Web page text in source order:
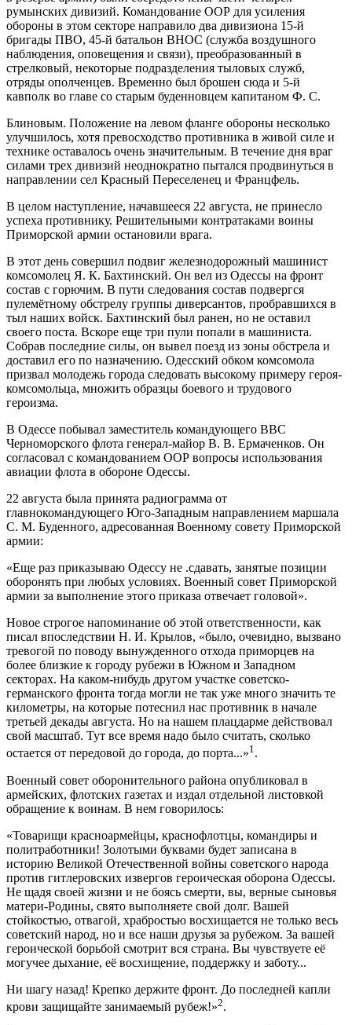
румынских дивизий. Командование ООР для усиления
обороны в этом секторе направило два дивизиона 15-й
бригады ПВО, 45-й батальон ВНОС (служба воздушного
наблюдения, оповещения и связи), преобразованный в
стрелковый, некоторые подразделения тыловых служб,
отряды ополченцев. Временно был брошен сюда и 5-й
кавполк во главе со старым буденновцем капитаном Ф. С.
Блиновым. Положение на левом фланге обороны несколько
улучшилось, хотя превосходство противника в живой силе и
технике оставалось очень значительным. В течение дня враг
силами трех дивизий неоднократно пытался продвинуться в
направлении сел Красный Переселенец и Францфель.
В целом наступление, начавшееся 22 августа, не принесло
успеха противнику. Решительными контратаками воины
Приморской армии остановили врага.
В этот день совершил подвиг железнодорожный машинист
комсомолец Я. К. Бахтинский. Он вел из Одессы на фронт
состав с горючим. В пути следования состав подвергся
пулемётному обстрелу группы диверсантов, пробравшихся в
тыл наших войск. Бахтинский был ранен, но не оставил
своего поста. Вскоре еще три пули попали в машиниста.
Собрав последние силы, он вывел поезд из зоны обстрела и
доставил его по назначению. Одесский обком комсомола
призвал молодежь города следовать высокому примеру героя-
комсомольца, множить образцы боевого и трудового
героизма.
В Одессе побывал заместитель командующего ВВС
Черноморского флота генерал-майор В. В. Ермаченков. Он
согласовал с командованием ООР вопросы использования
авиации флота в обороне Одессы.
22 августа была принята радиограмма от
главнокомандующего Юго-Западным направлением маршала
С. М. Буденного, адресованная Военному совету Приморской
армии:
«Еще раз приказываю Одессу не .сдавать, занятые позиции
оборонять при любых условиях. Военный совет Приморской
армии за выполнение этого приказа отвечает головой».
Новое строгое напоминание об этой ответственности, как
писал впоследствии Н. И. Крылов, «было, очевидно, вызвано
тревогой по поводу вынужденного отхода приморцев на
более близкие к городу рубежи в Южном и Западном
секторах. На каком-нибудь другом участке советско-
германского фронта тогда могли не так уже много значить те
километры, на которые потеснил нас противник в начале
третьей декады августа. Но на нашем плацдарме действовал
свой масштаб. Тут все время надо было считать, сколько
остается от передовой до города, до порта...»1.
Военный совет оборонительного района опубликовал в
армейских, флотских газетах и издал отдельной листовкой
обращение к воинам. В нем говорилось:
«Товарищи красноармейцы, краснофлотцы, командиры и
политработники! Золотыми буквами будет записана в
историю Великой Отечественной войны советского народа
против гитлеровских извергов героическая оборона Одессы.
Не щадя своей жизни и не боясь смерти, вы, верные сыновья
матери-Родины, свято выполняете свой долг. Вашей
стойкостью, отвагой, храбростью восхищается не только весь
советский народ, но и все наши друзья за рубежом. За вашей
героической борьбой смотрит вся страна. Вы чувствуете её
могучее дыхание, её восхищение, поддержку и заботу...
Ни шагу назад! Крепко держите фронт. До последней капли
крови защищайте занимаемый рубеж!»2.